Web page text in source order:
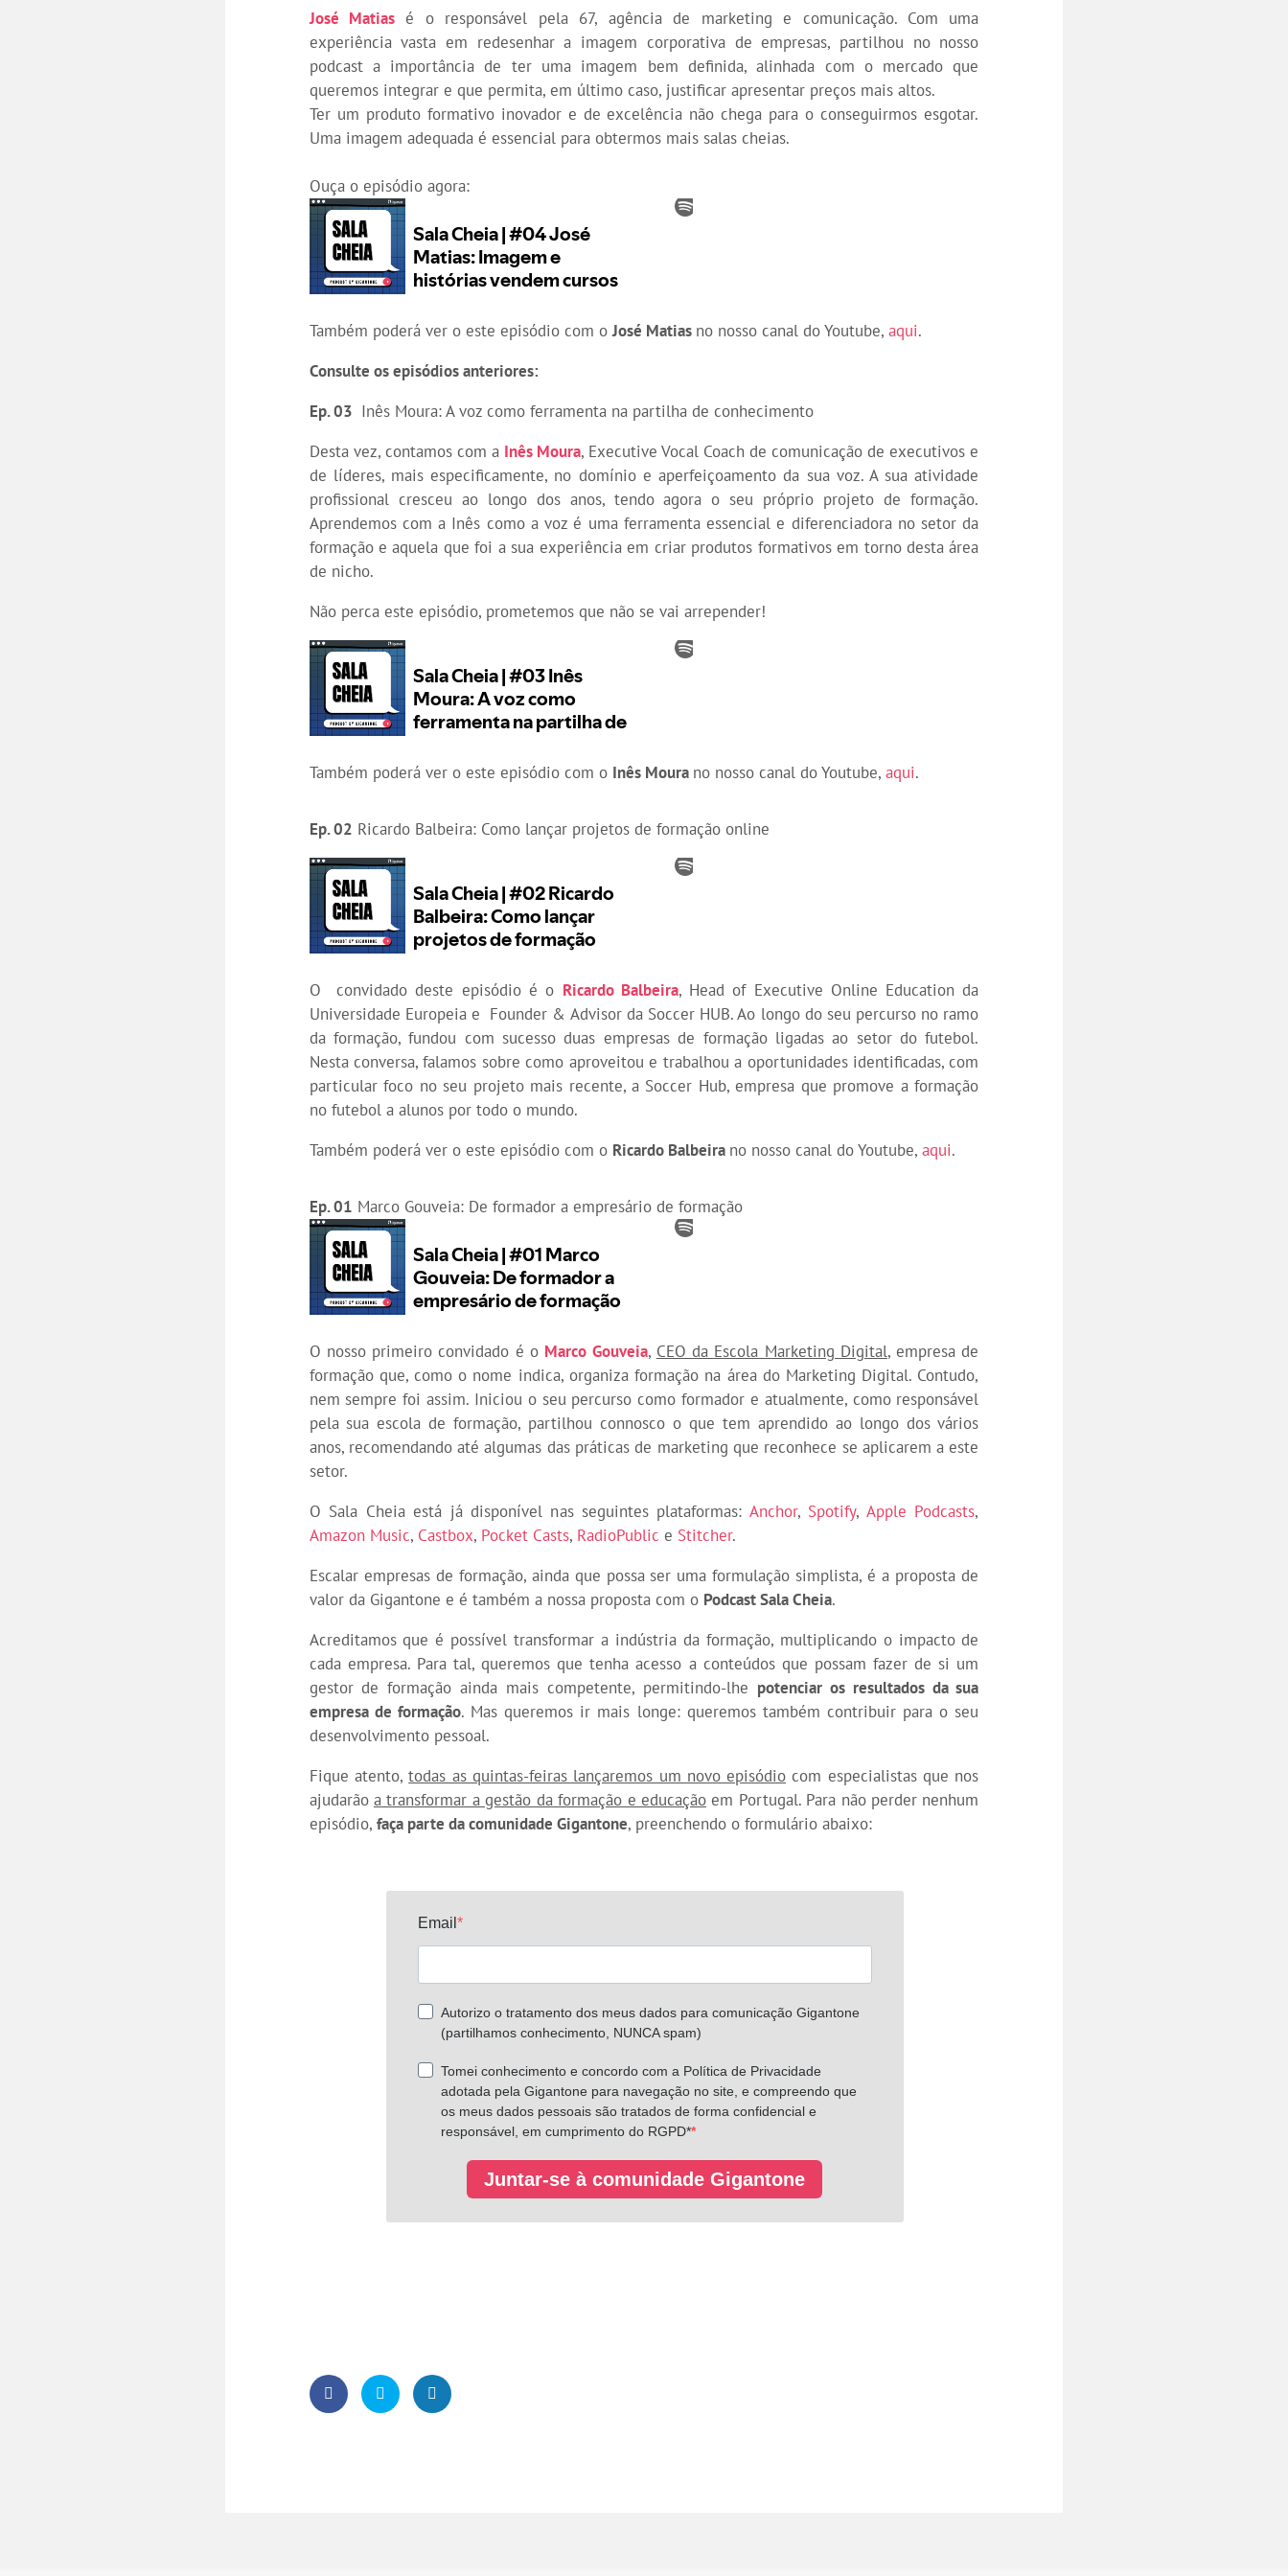
José Matias é o responsável pela 67, agência de marketing e comunicação. Com uma
experiência vasta em redesenhar a imagem corporativa de empresas, partilhou no nosso
podcast a importância de ter uma imagem bem definida, alinhada com o mercado que
queremos integrar e que permita, em último caso, justificar apresentar preços mais altos.
Ter um produto formativo inovador e de excelência não chega para o conseguirmos esgotar.
Uma imagem adequada é essencial para obtermos mais salas cheias.
Ouça o episódio agora:
Também poderá ver o este episódio com oJosé Matias no nosso canal do Youtube, aqui.
Consulte os episódios anteriores:
Ep. 03 Inês Moura: A voz como ferramenta na partilha de conhecimento
Desta vez, contamos com a Inês Moura, Executive Vocal Coach de comunicação de executivos e
de líderes, mais especificamente, no domínio e aperfeiçoamento da sua voz. A sua atividade
profissional cresceu ao longo dos anos, tendo agora o seu próprio projeto de formação.
Aprendemos com a Inês como a voz é uma ferramenta essencial e diferenciadora no setor da
formação e aquela que foi a sua experiência em criar produtos formativos em torno desta área
de nicho.
Não perca este episódio, prometemos que não se vai arrepender!
Também poderá ver o este episódio com o Inês Moura no nosso canal do Youtube, aqui.
Ep. 02 Ricardo Balbeira: Como lançar projetos de formação online
O convidado deste episódio é o Ricardo Balbeira, Head of Executive Online Education da
Universidade Europeia e Founder & Advisor da Soccer HUB. Ao longo do seu percurso no ramo
da formação, fundou com sucesso duas empresas de formação ligadas ao setor do futebol.
Nesta conversa, falamos sobre como aproveitou e trabalhou a oportunidades identificadas, com
particular foco no seu projeto mais recente, a Soccer Hub, empresa que promove a formação
no futebol a alunos por todo o mundo.
Também poderá ver o este episódio com o Ricardo Balbeira no nosso canal do Youtube, aqui.
Ep. 01 Marco Gouveia: De formador a empresário de formação
O nosso primeiro convidado é o Marco Gouveia, CEO da Escola Marketing Digital, empresa de
formação que, como o nome indica, organiza formação na área do Marketing Digital. Contudo,
nem sempre foi assim. Iniciou o seu percurso como formador e atualmente, como responsável
pela sua escola de formação, partilhou connosco o que tem aprendido ao longo dos vários
anos, recomendando até algumas das práticas de marketing que reconhece se aplicarem a este
setor.
O Sala Cheia está já disponível nas seguintes plataformas: Anchor, Spotify, Apple Podcasts,
Amazon Music, Castbox, Pocket Casts, RadioPublic e Stitcher.
Escalar empresas de formação, ainda que possa ser uma formulação simplista, é a proposta de
valor da Gigantone e é também a nossa proposta com o Podcast Sala Cheia.
Acreditamos que é possível transformar a indústria da formação, multiplicando o impacto de
cada empresa. Para tal, queremos que tenha acesso a conteúdos que possam fazer de si um
gestor de formação ainda mais competente, permitindo-lhe potenciar os resultados da sua
empresa de formação. Mas queremos ir mais longe: queremos também contribuir para o seu
desenvolvimento pessoal.
Fique atento,todas as quintas-feiras lançaremos um novo episódio com especialistas que nos
ajudarão a transformar a gestão da formação e educaçãoem Portugal. Para não perder nenhum
episódio, faça parte da comunidade Gigantone, preenchendo o formulário abaixo: